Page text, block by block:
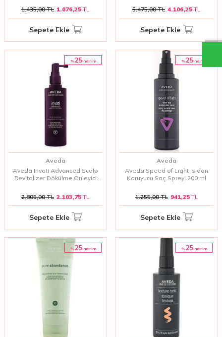
1.435,00TL 1.076,25 TL
Sepete Ekle
5.475,00TL 4.106,25 TL
Sepete Ekle
%25i̇ndirim
Aveda
Aveda Invati Advanced Scalp
Revitalizer Dökülme Önleyici
2.805,00TL 2.103,75 TL
Sepete Ekle
%25i̇ndirim
Aveda
Aveda Speed of Light Isıdan
Koruyucu Saç Spreyi 200 ml
1.255,00TL 941,25TL
Sepete Ekle
%25i̇ndirim %25i̇ndirim